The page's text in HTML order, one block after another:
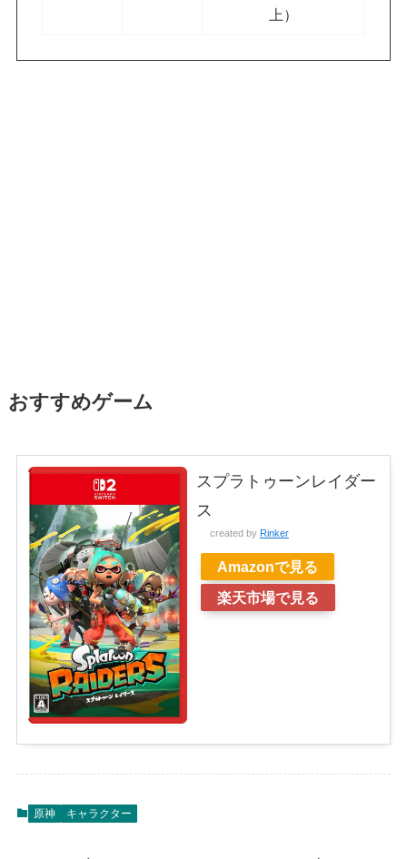
上）
おすすめゲーム
スプラトゥーンレイダー
ス
created by Rinker
Amazonで見る
楽天市場で見る
原神 キャラクター